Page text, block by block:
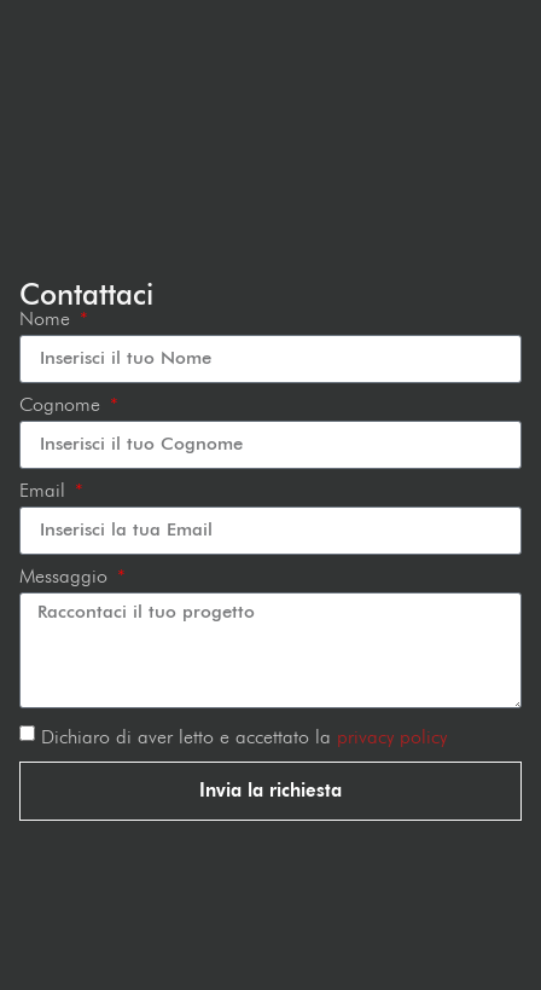
Contattaci
Nome
Cognome
Email
Messaggio
Dichiaro di aver letto e accettato la privacy policy
Invia la richiesta